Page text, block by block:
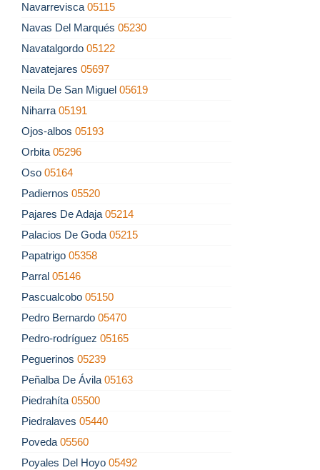
Navarrevisca 05115
Navas Del Marqués 05230
Navatalgordo 05122
Navatejares 05697
Neila De San Miguel 05619
Niharra 05191
Ojos-albos 05193
Orbita 05296
Oso 05164
Padiernos 05520
Pajares De Adaja 05214
Palacios De Goda 05215
Papatrigo 05358
Parral 05146
Pascualcobo 05150
Pedro Bernardo 05470
Pedro-rodríguez 05165
Peguerinos 05239
Peñalba De Ávila 05163
Piedrahíta 05500
Piedralaves 05440
Poveda 05560
Poyales Del Hoyo 05492